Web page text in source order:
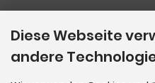
Diese Webseite
andere